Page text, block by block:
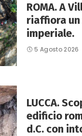
ROMA. A
riaffiora
imperiale.
5 Agosto 2026
LUCCA.
edificio
d.C. con